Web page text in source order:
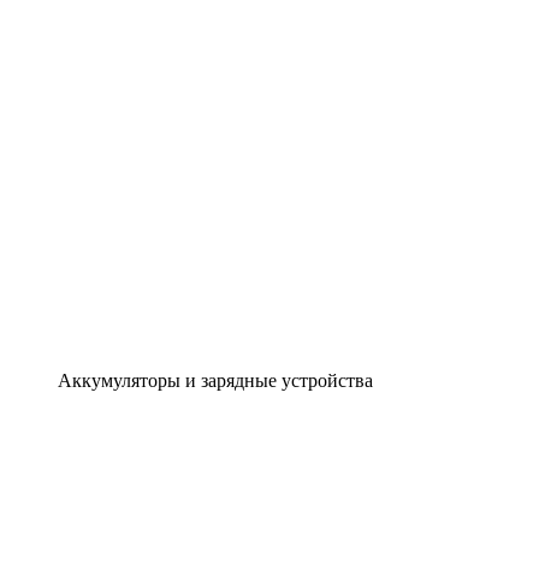
Аккумуляторы и зарядные устройства